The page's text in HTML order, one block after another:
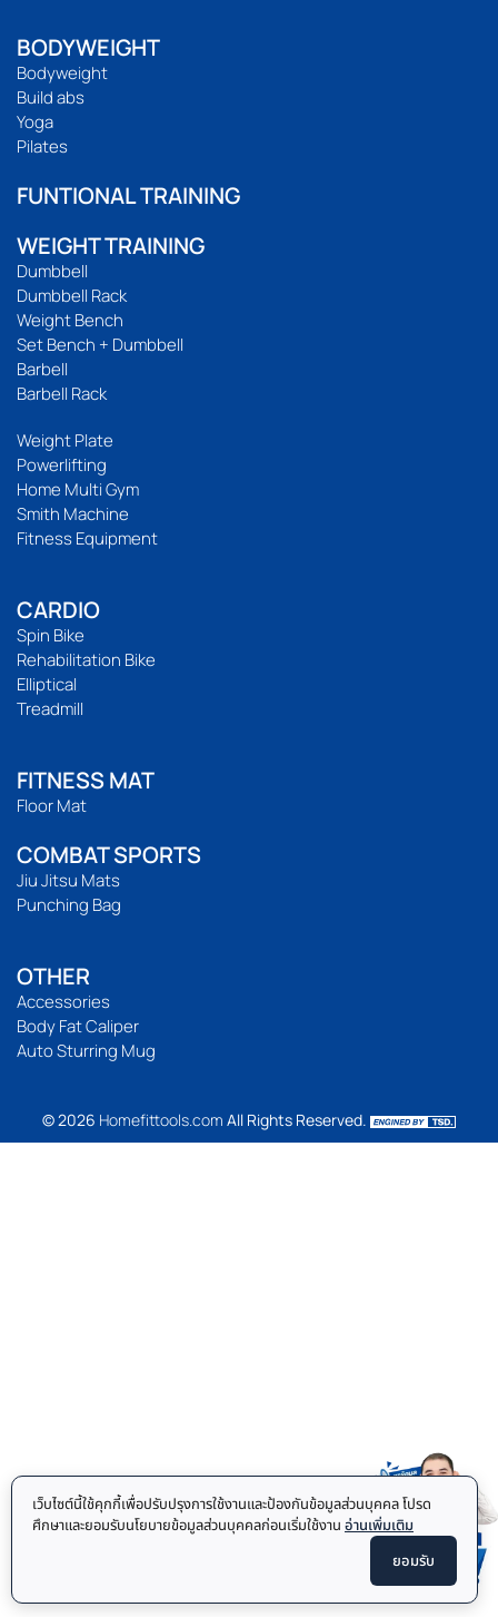
BODYWEIGHT
Bodyweight
Build abs
Yoga
Pilates
FUNTIONAL TRAINING
WEIGHT TRAINING
Dumbbell
Dumbbell Rack
Weight Bench
Set Bench + Dumbbell
Barbell
Barbell Rack
Weight Plate
Powerlifting
Home Multi Gym
Smith Machine
Fitness Equipment
CARDIO
Spin Bike
Rehabilitation Bike
Elliptical
Treadmill
FITNESS MAT
Floor Mat
COMBAT SPORTS
Jiu Jitsu Mats
Punching Bag
OTHER
Accessories
Body Fat Caliper
Auto Sturring Mug
© 2026 Homefittools.com All Rights Reserved.
เว็บไซต์นี้ใช้คุกกี้เพื่อปรับปรุงการใช้งานและป้องกันข้อมูลส่วนบุคคล โปรด
ศึกษาและยอมรับนโยบายข้อมูลส่วนบุคคลก่อนเริ่มใช้งาน อ่านเพิ่มเติม
ยอมรับ